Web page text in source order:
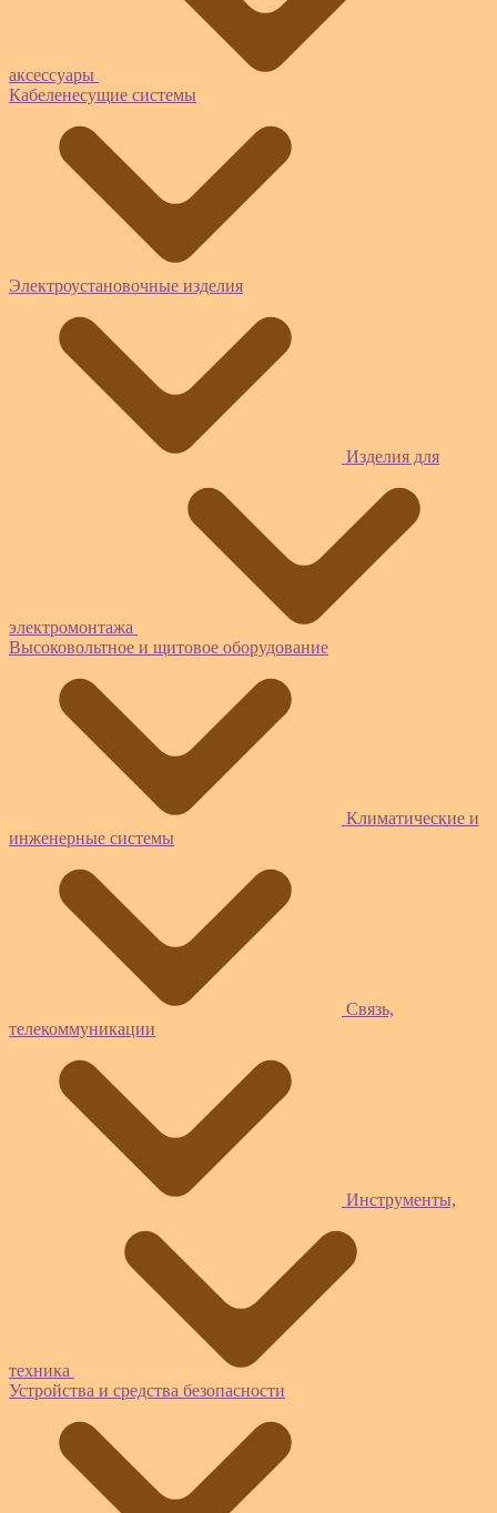
аксессуары
Кабеленесущие системы
Электроустановочные изделия
Изделия для
электромонтажа
Высоковольтное и щитовое оборудование
Климатические и
инженерные системы
Связь,
телекоммуникации
Инструменты,
техника
Устройства и средства безопасности